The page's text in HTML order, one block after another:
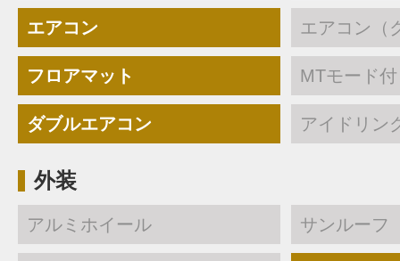
エアコン エアコン（
フロアマット MTモード
ダブルエアコン アイドリン
外装
アルミホイール サンルーフ